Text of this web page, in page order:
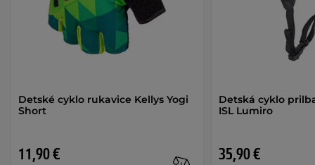
Detské cyklo rukavice Kellys Yogi
Short
11,90 €
Detská cyklo
ISL Lumiro
35,90 €